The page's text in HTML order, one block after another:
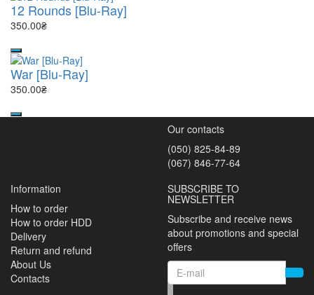
12 Rounds [Blu-Ray]
350.00₴
War [Blu-Ray]
350.00₴
Our contacts
(050) 825-84-89
(067) 846-77-64
Information
How to order
How to order HDD
Delivery
Return and refund
About Us
Contacts
SUBSCRIBE TO
NEWSLETTER
Subscribe and receive news
about promotions and special
offers